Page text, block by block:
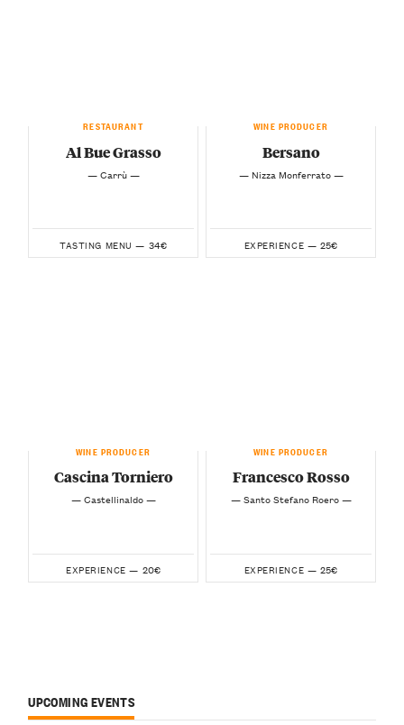
RESTAURANT
Al Bue Grasso
— Carrù —
TASTING MENU — 34€
WINE PRODUCER
Bersano
— Nizza Monferrato —
EXPERIENCE — 25€
WINE PRODUCER
Cascina Torniero
— Castellinaldo —
EXPERIENCE — 20€
WINE PRODUCER
Francesco Rosso
— Santo Stefano Roero —
EXPERIENCE — 25€
UPCOMING EVENTS